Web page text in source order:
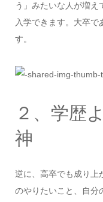
う」みたいな人が増え
入学できます。大卒
す。
２、学歴
神
逆に、高卒でも成り上
のやりたいこと、自分